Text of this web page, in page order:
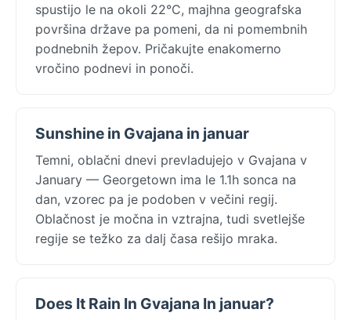
spustijo le na okoli 22°C, majhna geografska
površina države pa pomeni, da ni pomembnih
podnebnih žepov. Pričakujte enakomerno
vročino podnevi in ponoči.
Sunshine in Gvajana in januar
Temni, oblačni dnevi prevladujejo v Gvajana v
January — Georgetown ima le 1.1h sonca na
dan, vzorec pa je podoben v večini regij.
Oblačnost je močna in vztrajna, tudi svetlejše
regije se težko za dalj časa rešijo mraka.
Does It Rain In Gvajana In januar?